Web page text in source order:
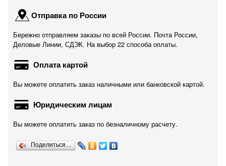
Отправка по России
Бережно отправляем заказы по всей России. Почта России,
Деловые Линии, СДЭК. На выбор 22 способа оплаты.
Оплата картой
Вы можете оплатить заказ наличными или банковской картой.
Юридическим лицам
Вы можете оплатить заказ по безналичному расчету.
Поделиться…